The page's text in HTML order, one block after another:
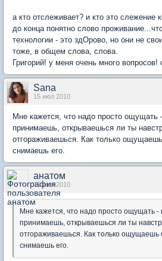
а кто отслеживает? и кто это слежение
до конца понятно слово
технологии - это здОрово, но они не
тоже, в общем слова, слова.
Григорий! у меня очень много вопросов!
Sana
15 июл 2010
Мне кажется, что надо просто ощущать
принимаешь, открываешься ли ты
отгораживаешься. Как только
снимаешь его.
анатом
15 июл 2010
Мне кажется, что надо просто ощущать
принимаешь, открываешься ли ты
отгораживаешься. Как только ощущаешь
снимаешь его.